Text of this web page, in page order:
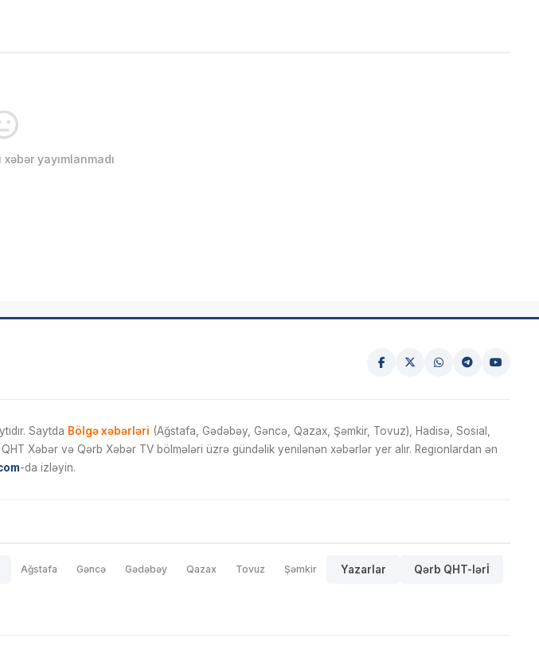
yayımlanmadı
Saytda Bölgə xəbərləri (Ağstafa, Gədəbəy, Gəncə, Qazax, Şəmkir, Tovuz), Hadisə, Sosial,
Xəbər və Qərb Xəbər TV bölmələri üzrə gündəlik yenilənən xəbərlər yer alır. Regionlardan ən
-da izləyin.
Ağstafa Gəncə Gədəbəy Qazax Tovuz Şəmkir Yazarlar Qərb QHT-lərİ